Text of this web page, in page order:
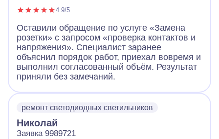
4.9/5
Оставили обращение по услуге «Замена
розетки» с запросом «проверка контактов и
напряжения». Специалист заранее
объяснил порядок работ, приехал вовремя и
выполнил согласованный объём. Результат
приняли без замечаний.
ремонт светодиодных светильников
Николай
Заявка 9989721